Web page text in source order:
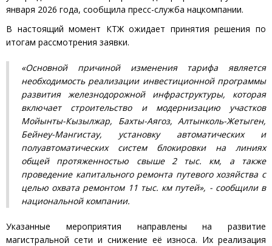
января 2026 года, сообщила пресс-служба нацкомпании.
В настоящий момент КТЖ ожидает принятия решения по
итогам рассмотрения заявки.
«Основной причиной изменения тарифа является
необходимость реализации инвестиционной программы
развития железнодорожной инфраструктуры, которая
включает строительство и модернизацию участков
Мойынты-Кызылжар, Бахты-Аягоз, Алтынколь-Жетыген,
Бейнеу-Мангистау, установку автоматических и
полуавтоматических систем блокировки на линиях
общей протяженностью свыше 2 тыс. км, а также
проведение капитального ремонта путевого хозяйства с
целью охвата ремонтом 11 тыс. км путей», - сообщили в
национальной компании.
Указанные мероприятия направлены на развитие
магистральной сети и снижение её износа. Их реализация